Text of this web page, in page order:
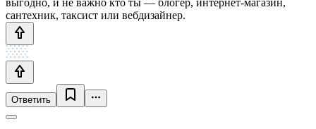
сантехник, таксист или вебдизайнер.
Ответить